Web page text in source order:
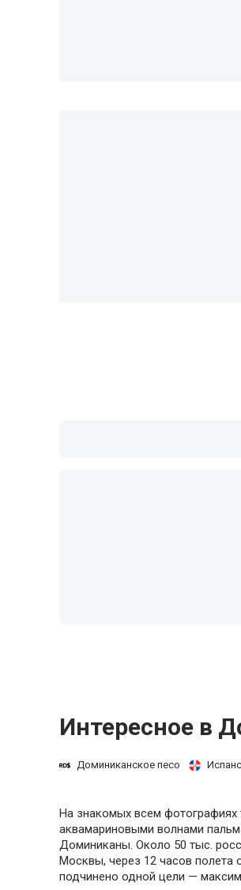
Интересное в
Доминиканское песо
На знакомых всем фотографиях
аквамариновыми волнами
Доминиканы. Около 50 тыс.
Москвы, через 12 часов полета
подчинено одной цели —